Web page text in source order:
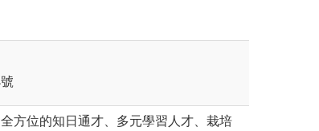
方位的知日通才、多元學習人才、栽培